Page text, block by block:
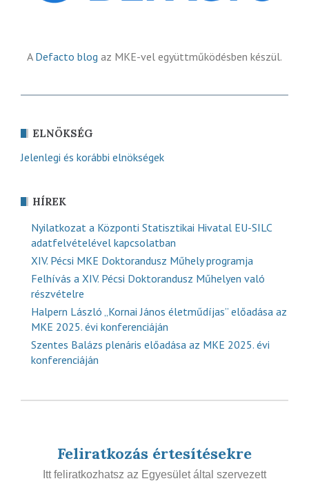
A Defacto blog az MKE-vel együttműködésben készül.
ELNÖKSÉG
Jelenlegi és korábbi elnökségek
HÍREK
Nyilatkozat a Központi Statisztikai Hivatal EU-SILC
adatfelvételével kapcsolatban
XIV. Pécsi MKE Doktorandusz Műhely programja
Felhívás a XIV. Pécsi Doktorandusz Műhelyen való
részvételre
Halpern László „Kornai János életműdíjas” előadása az
MKE 2025. évi konferenciáján
Szentes Balázs plenáris előadása az MKE 2025. évi
konferenciáján
Feliratkozás értesítésekre
Itt feliratkozhatsz az Egyesület által szervezett